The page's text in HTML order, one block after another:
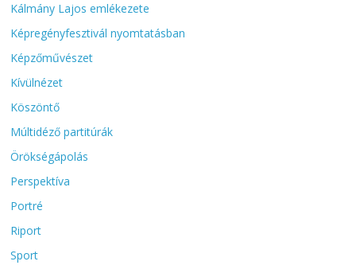
Kálmány Lajos emlékezete
Képregényfesztivál nyomtatásban
Képzőművészet
Kívülnézet
Köszöntő
Múltidéző partitúrák
Örökségápolás
Perspektíva
Portré
Riport
Sport